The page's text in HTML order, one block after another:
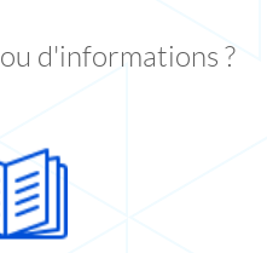
d'informations ?